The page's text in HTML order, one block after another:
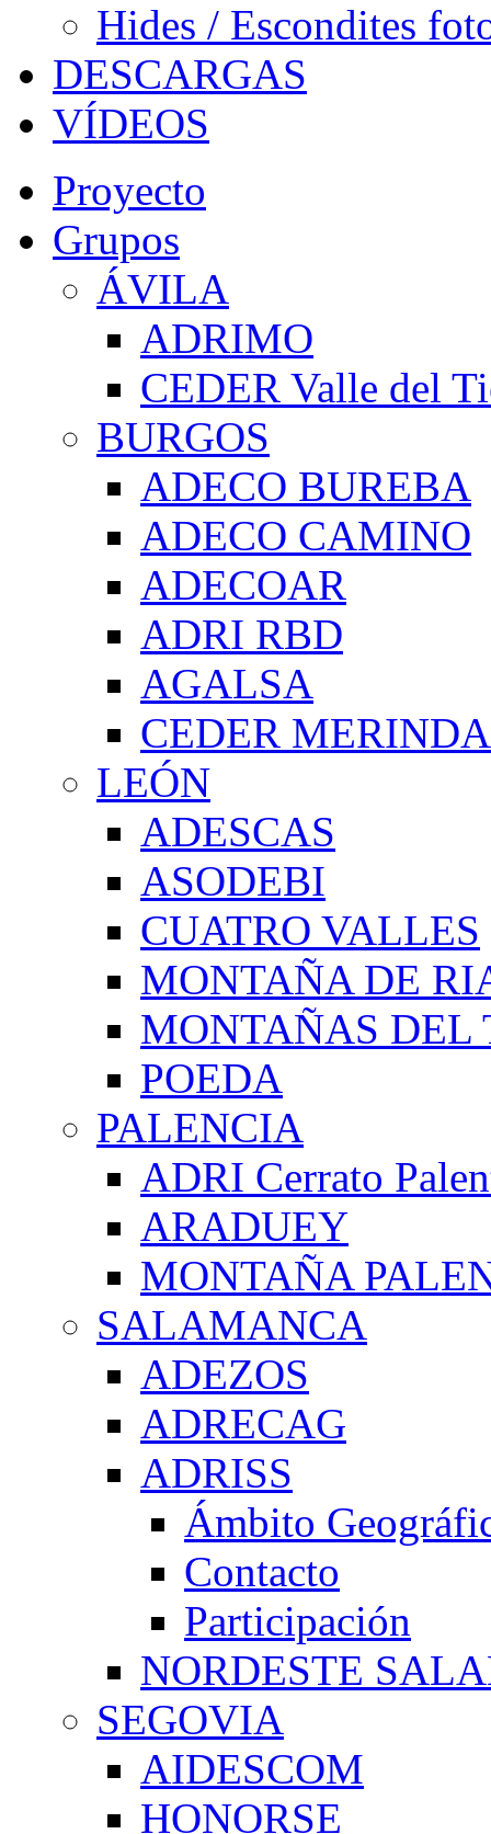
Hides / Escondites
DESCARGAS
VÍDEOS
Proyecto
Grupos
ÁVILA
ADRIMO
CEDER Valle del
BURGOS
ADECO BUREBA
ADECO CAMINO
ADECOAR
ADRI RBD
AGALSA
CEDER
LEÓN
ADESCAS
ASODEBI
CUATRO VALLES
MONTAÑA DE
MONTAÑAS DEL
POEDA
PALENCIA
ADRI Cerrato
ARADUEY
MONTAÑA
SALAMANCA
ADEZOS
ADRECAG
ADRISS
Ámbito
Contacto
Participación
NORDESTE
SEGOVIA
AIDESCOM
HONORSE